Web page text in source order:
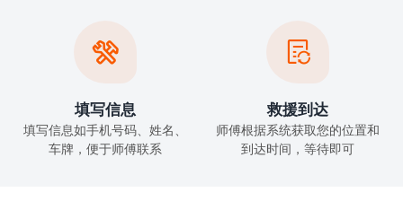

填写信息
填写信息如手机号码、姓名、
车牌，便于师傅联系

救援到达
师傅根据系统获取您的位置和
到达时间，等待即可